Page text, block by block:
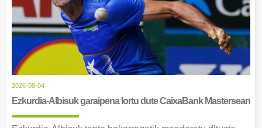
2026-08-04
Ezkurdia-Albisuk garaipena lortu dute CaixaBank Mastersean